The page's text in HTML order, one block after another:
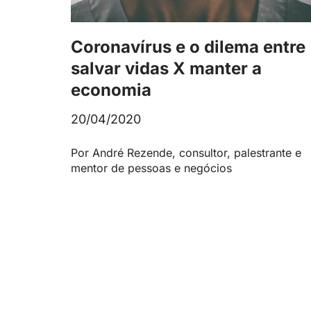
Coronavírus e o dilema entre
salvar vidas X manter a
economia
20/04/2020
Por André Rezende, consultor, palestrante e
mentor de pessoas e negócios